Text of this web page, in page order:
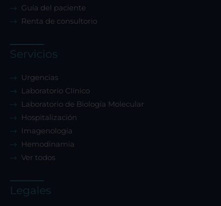
Guía del paciente
Renta de consultorio
Servicios
Urgencias
Laboratorio Clínico
Laboratorio de Biología Molecular
Hospitalización
Imagenología
Hemodinamia
Ver todos
Legales